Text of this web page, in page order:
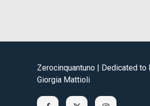
Zerocinquantuno | Dedicated
Giorgia Mattioli